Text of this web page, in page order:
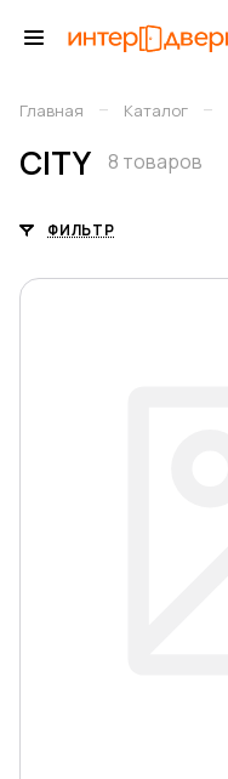
Главная – Каталог –
CITY 8 товаров
ФИЛЬТР